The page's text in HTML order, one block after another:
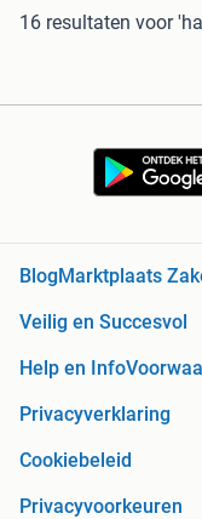
16 resultaten voor
Blog Marktplaats
Veilig en Succesvol
Help en Info
Privacyverklaring
Cookiebeleid
Privacyvoorkeuren